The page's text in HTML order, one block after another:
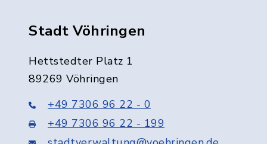
Stadt Vöhringen
Hettstedter Platz 1
89269 Vöhringen
+49 7306 96 22 - 0
+49 7306 96 22 - 199